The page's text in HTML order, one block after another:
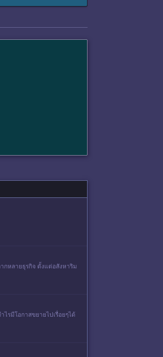
กหลายธุรกิจ ตั้งแต่อสังหาริม
รมีโอกาสขยายไปเรื่อยๆได้